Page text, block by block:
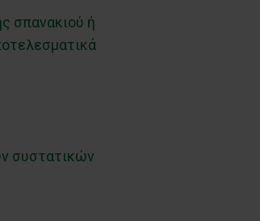
σπανακιού ή
συστατικών